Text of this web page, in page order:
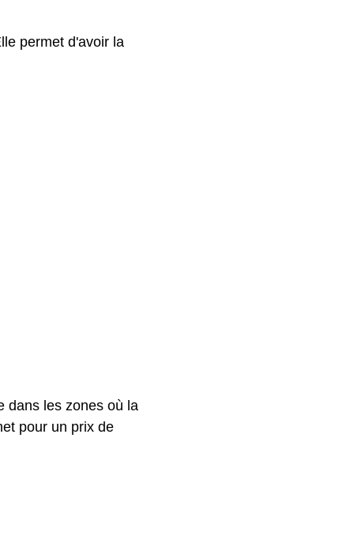
permet d'avoir la
dans les zones où la
pour un prix de